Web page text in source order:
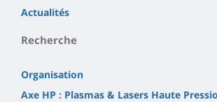
Actualités
Recherche
Organisation
Axe HP : Plasmas & Lasers Haute